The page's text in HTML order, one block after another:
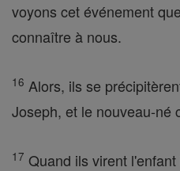
voyons cet événement
connaître à nous.
16 Alors, ils se
Joseph, et le nouveau-né
17 Quand ils virent